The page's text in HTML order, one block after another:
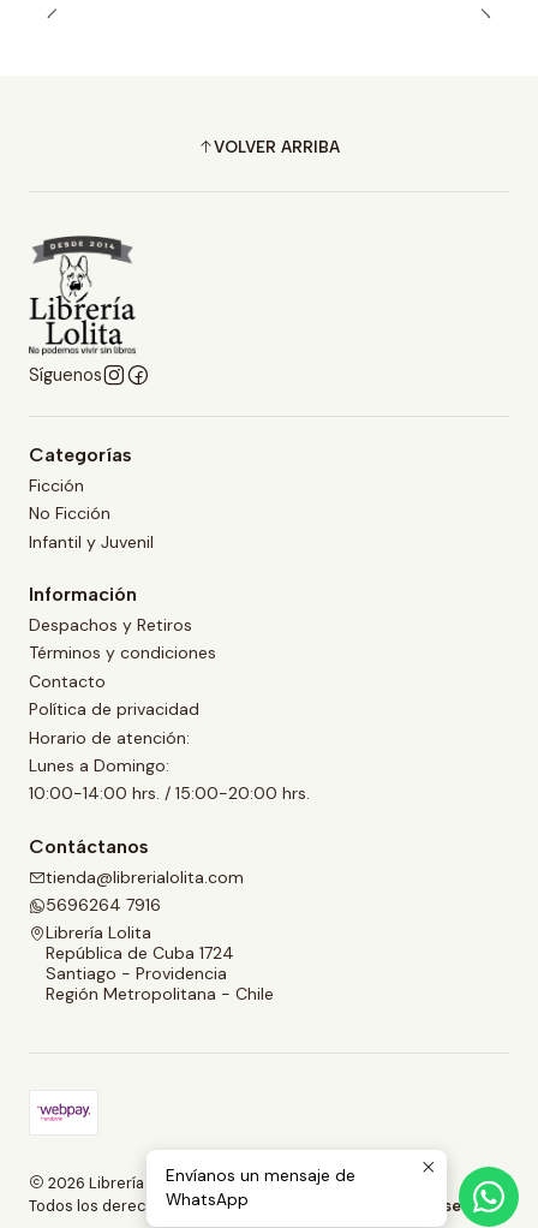
VOLVER ARRIBA
Síguenos
Categorías
Ficción
No Ficción
Infantil y Juvenil
Información
Despachos y Retiros
Términos y condiciones
Contacto
Política de privacidad
Horario de atención:
Lunes a Domingo:
10:00-14:00 hrs. / 15:00-20:00 hrs.
Contáctanos
tienda@librerialolita.com
5696264 7916
Librería Lolita
República de Cuba 1724
Santiago - Providencia
Región Metropolitana - Chile
2026 Librería Lolita.
Todos los derechos reservados.
Desarrollado por Jumpseller.
Envíanos un mensaje de
WhatsApp